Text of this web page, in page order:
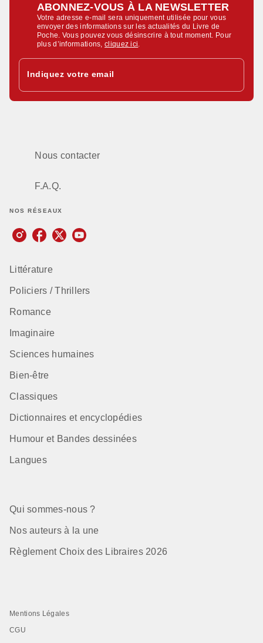
ABONNEZ-VOUS À LA NEWSLETTER
Votre adresse e-mail sera uniquement utilisée pour vous
envoyer des informations sur les actualités du Livre de
Poche. Vous pouvez vous désinscrire à tout moment. Pour
plus d’informations,cliquez ici
Indiquez votre email
Nous contacter
F.A.Q.
NOS RÉSEAUX
Littérature
Policiers / Thrillers
Romance
Imaginaire
Sciences humaines
Bien-être
Classiques
Dictionnaires et encyclopédies
Humour et Bandes dessinées
Langues
Qui sommes-nous ?
Nos auteurs à la une
Règlement Choix des Libraires 2026
Mentions Légales
CGU